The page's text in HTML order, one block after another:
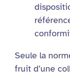
Seule la
fruit d’une